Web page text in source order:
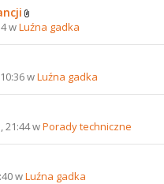
wLuźna gadka
wLuźna gadka
21:44 wPorady techniczne
wLuźna gadka